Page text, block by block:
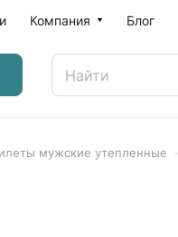
Компания Блог
мужские утепленные